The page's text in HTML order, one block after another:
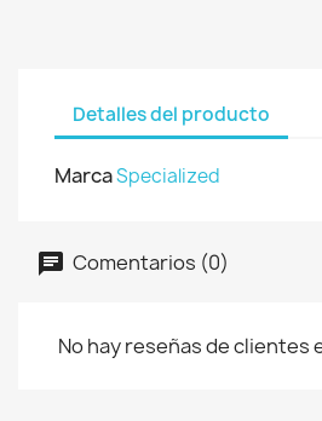
Detalles del producto
MarcaSpecialized
Comentarios (0)
No hay reseñas de clientes